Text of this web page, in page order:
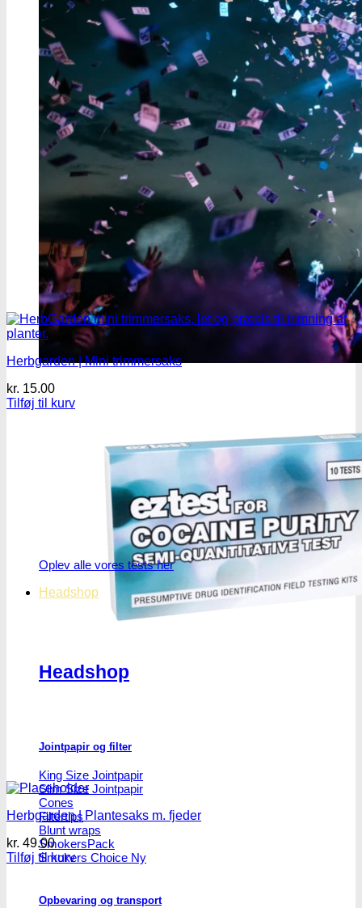
Oplev alle vores tests her
Headshop
Headshop
Jointpapir og filter
King Size Jointpapir
Slim Size Jointpapir
Cones
Filtertips
Blunt wraps
SmokersPack
Smokers Choice
Opbevaring og transport
Herbgarden | Mini trimmersaks
kr. 15.00
Tilføj til kurv
Herbgarden | Plantesaks m. fjeder
kr. 49.00
Tilføj til kurv